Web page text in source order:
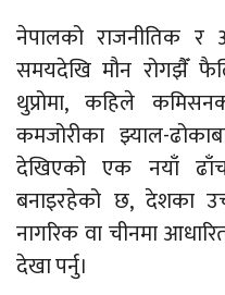
नेपालको राजनीतिक र
समयदेखि मौन रोगझैँ
थुप्रोमा, कहिले
कमजोरीका झ्याल-
देखिएको एक नयाँ
बनाइरहेको छ, देशका
नागरिक वा चीनमा
देखा पर्नु।